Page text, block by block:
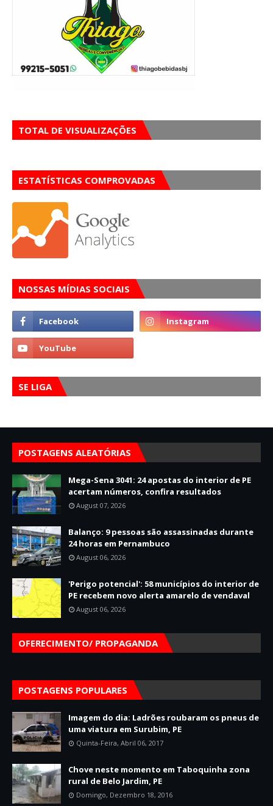
TOTAL DE VISUALIZAÇÕES
ESTATÍSTICAS COMPROVADAS
NOSSAS MÍDIAS SOCIAIS
SE LIGA
POSTAGENS ALEATÓRIAS
Mega-Sena 3041: 24 apostas do interior de PE
acertam números, confira resultados
August 07, 2026
Balanço: 9 pessoas são assassinadas durante
24 horas em Pernambuco
August 06, 2026
'Perigo potencial': 58 municípios do interior de
PE recebem novo alerta amarelo de vendaval
August 06, 2026
OFERECIMENTO/ PROPAGANDA
POSTAGENS POPULARES
Imagem do dia: Ladrões roubaram os pneus de
uma viatura em Surubim, PE
Quinta-Feira, Abril 06, 2017
Chove neste momento em Taboquinha zona
rural de Belo Jardim, PE
Domingo, Dezembro 18, 2016